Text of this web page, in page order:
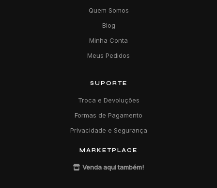
Quem Somos
Blog
Minha Conta
Meus Pedidos
SUPORTE
Troca e Devoluções
Formas de Pagamento
Privacidade e Segurança
MARKETPLACE
Venda aqui também!